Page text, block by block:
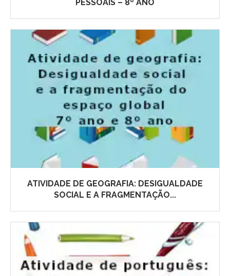
PESSOAIS – 8º ANO
ATIVIDADE DE GEOGRAFIA: DESIGUALDADE
SOCIAL E A FRAGMENTAÇÃO...